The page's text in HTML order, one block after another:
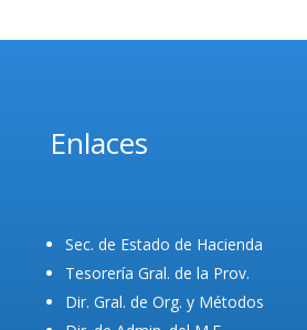
Enlaces
Sec. de Estado de Hacienda
Tesorería Gral. de la Prov.
Dir. Gral. de Org. y Métodos